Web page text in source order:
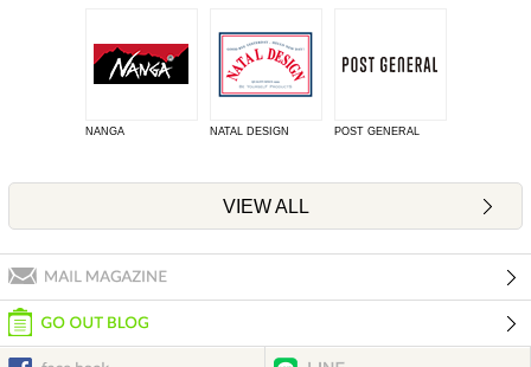
NANGA NATAL DESIGN POST GENERAL
VIEW ALL